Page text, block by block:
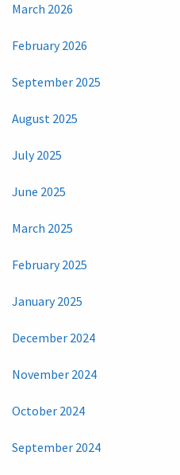
March 2026
February 2026
September 2025
August 2025
July 2025
June 2025
March 2025
February 2025
January 2025
December 2024
November 2024
October 2024
September 2024